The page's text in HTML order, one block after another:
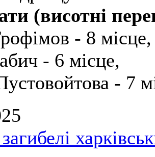
(висотні
- 8 місце,
- 6 місце,
- 7